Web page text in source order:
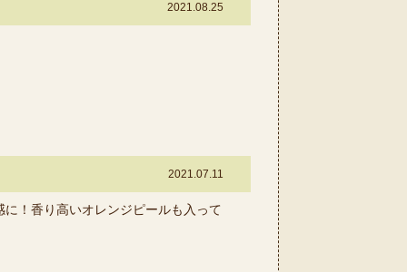
2021.08.25
2021.07.11
！香り高いオレンジピールも入って